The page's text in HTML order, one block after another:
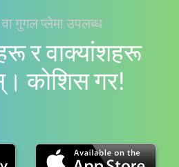
गुगल प्लेमा उपलब्ध
र वाक्यांशहरू
काेशिस गर!